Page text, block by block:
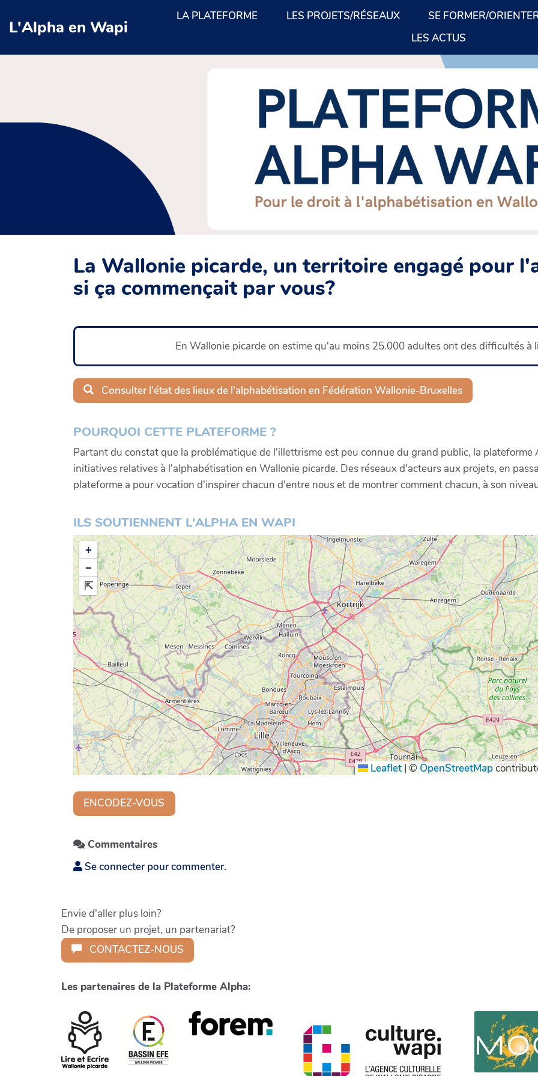
L'Alpha en Wapi
LA PLATEFORME LES PROJETS/RÉSEAUX
SE FORMER/
LES ACTUS
La Wallonie picarde, un territoire engagé pour
si ça commençait par vous?
En Wallonie picarde on estime qu'au moins 25.000 adultes ont des difficultés à
Consulter l'état des lieux de l'alphabétisation en Fédération Wallonie-Bruxelles
POURQUOI CETTE PLATEFORME ?
Partant du constat que la problématique de l'illettrisme est peu connue du grand public, la
initiatives relatives à l'alphabétisation en Wallonie picarde. Des réseaux d'acteurs aux projets, en
plateforme a pour vocation d'inspirer chacun d'entre nous et de montrer comment chacun, à son
ILS SOUTIENNENT L'ALPHA EN WAPI
+
−
Leaflet | © OpenStreetMap
ENCODEZ-VOUS
Commentaires
Se connecter pour commenter.
Envie d'aller plus loin?
De proposer un projet, un partenariat?
CONTACTEZ-NOUS
Les partenaires de la Plateforme Alpha: